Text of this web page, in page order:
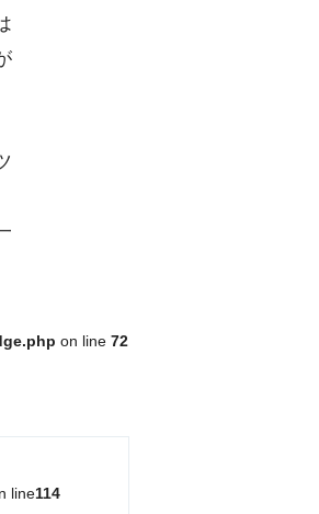
on line 72
line114